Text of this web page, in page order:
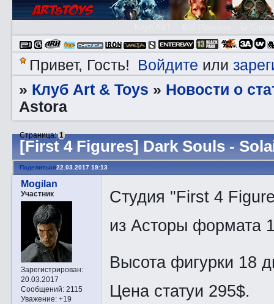
Привет, Гость! Войдите или
» Клуб Art & Toys » Новости о
Astora
[First 4 Figures] Dark Souls -
Страница:1
Поделиться22.03.2017 19:13
Mogilan
Участник
Зарегистрирован:
20.03.2017
Сообщений:2115
Уважение: +19
Студия "First 4
из Асторы формата
Высота фигурки 18
Цена статуи 295$.